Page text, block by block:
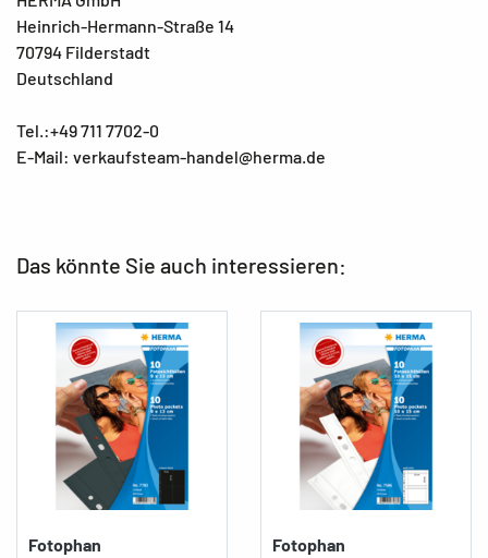
Heinrich-Hermann-Straße 14
70794 Filderstadt
Deutschland
Tel.:+49 711 7702-0
E-Mail: verkaufsteam-handel@herma.de
Das könnte Sie auch interessieren:
Fotophan
Fotophan